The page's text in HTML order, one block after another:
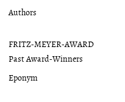
Authors
FRITZ-MEYER-AWARD
Past Award-Winners
Eponym